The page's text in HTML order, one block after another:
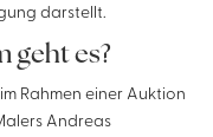
darstellt.
geht es?
Rahmen einer Auktion
Andreas